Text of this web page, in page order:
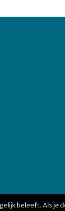
beleeft. Als